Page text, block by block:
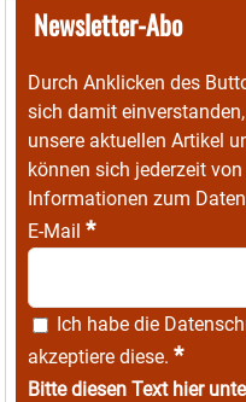
Newsletter-Abo
Durch Anklicken des
sich damit
unsere aktuellen Artikel
können sich jederzeit
Informationen zum
E-Mail *
Ich habe die
akzeptiere diese. *
Bitte diesen Text hier